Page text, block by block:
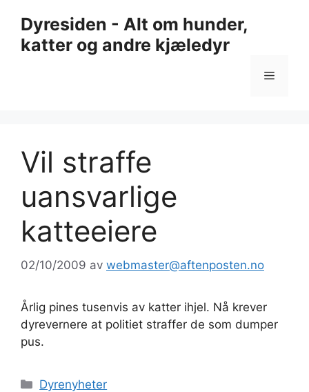
innhold
Dyresiden - Alt om hunder,
katter og andre kjæledyr
Meny
Vil straffe
uansvarlige
katteeiere
02/10/2009 av webmaster@aftenposten.no
Årlig pines tusenvis av katter ihjel. Nå krever
dyrevernere at politiet straffer de som dumper
pus.
Kategorier
Dyrenyheter